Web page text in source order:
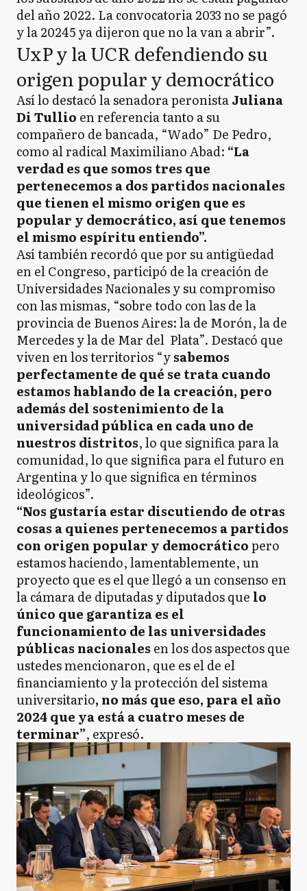
del año 2022. La convocatoria 2033 no se pagó
y la 20245 ya dijeron que no la van a abrir”.
UxP y la UCR defendiendo su
origen popular y democrático
Así lo destacó la senadora peronistaJuliana
Di Tullio en referencia tanto a su
compañero de bancada, “Wado” De Pedro,
como al radical Maximiliano Abad: “La
verdad es que somos tres que
pertenecemos a dos partidos nacionales
que tienen el mismo origen que es
popular y democrático, así que tenemos
el mismo espíritu entiendo”.
Así también recordó que por su antigüedad
en el Congreso, participó de la creación de
Universidades Nacionales y su compromiso
con las mismas, “sobre todo con las de la
provincia de Buenos Aires: la de Morón, la de
Mercedes y la de Mar del Plata”. Destacó que
viven en los territorios “ysabemos
perfectamente de qué se trata cuando
estamos hablando de la creación, pero
además del sostenimiento de la
universidad pública en cada uno de
nuestros distritos, lo que significa para la
comunidad, lo que significa para el futuro en
Argentina y lo que significa en términos
ideológicos”.
“Nos gustaría estar discutiendo de otras
cosas a quienes pertenecemos a partidos
con origen popular y democráticopero
estamos haciendo, lamentablemente, un
proyecto que es el que llegó a un consenso en
la cámara de diputadas y diputados que lo
único que garantiza es el
funcionamiento de las universidades
públicas nacionales en los dos aspectos que
ustedes mencionaron, que es el de el
financiamiento y la protección del sistema
universitario, no más que eso, para el año
2024 que ya está a cuatro meses de
terminar”, expresó.